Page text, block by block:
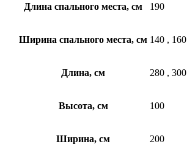
Длина спального места, см 190
Ширина спального места, см 140 , 160
Длина, см 280 , 300
Высота, см 100
Ширина, см 200